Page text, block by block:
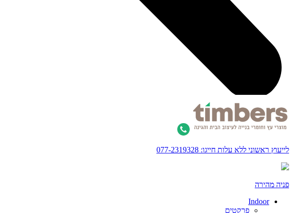
לייעוץ ראשוני ללא עלות חייגו: 077-2319328
פניה מהירה
Indoor
פרקטים